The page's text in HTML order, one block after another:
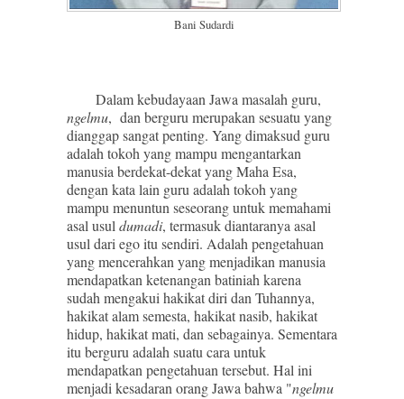
Bani Sudardi
Dalam kebudayaan Jawa masalah guru,
ngelmu, dan berguru merupakan sesuatu yang
dianggap sangat penting. Yang dimaksud guru
adalah tokoh yang mampu mengantarkan
manusia berdekat-dekat yang Maha Esa,
dengan kata lain guru adalah tokoh yang
mampu menuntun seseorang untuk memahami
asal usul dumadi, termasuk diantaranya asal
usul dari ego itu sendiri. Adalah pengetahuan
yang mencerahkan yang menjadikan manusia
mendapatkan ketenangan batiniah karena
sudah mengakui hakikat diri dan Tuhannya,
hakikat alam semesta, hakikat nasib, hakikat
hidup, hakikat mati, dan sebagainya. Sementara
itu berguru adalah suatu cara untuk
mendapatkan pengetahuan tersebut. Hal ini
menjadi kesadaran orang Jawa bahwa "ngelmu